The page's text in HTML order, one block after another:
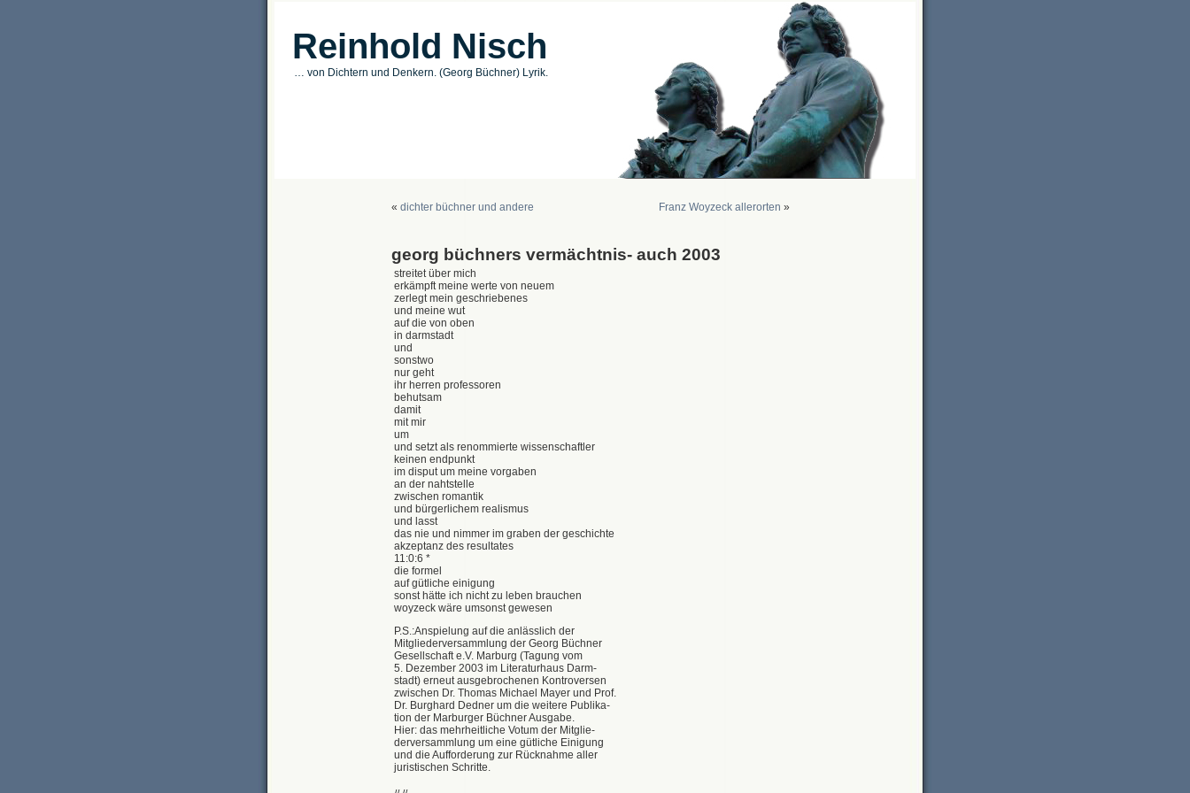
Reinhold Nisch
… von Dichtern und Denkern. (Georg Büchner) Lyrik.
« dichter büchner und andere Franz Woyzeck allerorten »
georg büchners vermächtnis- auch 2003
streitet über mich
erkämpft meine werte von neuem
zerlegt mein geschriebenes
und meine wut
auf die von oben
in darmstadt
und
sonstwo
nur geht
ihr herren professoren
behutsam
damit
mit mir
um
und setzt als renommierte wissenschaftler
keinen endpunkt
im disput um meine vorgaben
an der nahtstelle
zwischen romantik
und bürgerlichem realismus
und lasst
das nie und nimmer im graben der geschichte
akzeptanz des resultates
11:0:6 *
die formel
auf gütliche einigung
sonst hätte ich nicht zu leben brauchen
woyzeck wäre umsonst gewesen
P.S.:Anspielung auf die anlässlich der
Mitgliederversammlung der Georg Büchner
Gesellschaft e.V. Marburg (Tagung vom
5. Dezember 2003 im Literaturhaus Darm-
stadt) erneut ausgebrochenen Kontroversen
zwischen Dr. Thomas Michael Mayer und Prof.
Dr. Burghard Dedner um die weitere Publika-
tion der Marburger Büchner Ausgabe.
Hier: das mehrheitliche Votum der Mitglie-
derversammlung um eine gütliche Einigung
und die Aufforderung zur Rücknahme aller
juristischen Schritte.